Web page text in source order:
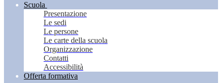
Scuola
Presentazione
Le sedi
Le persone
Le carte della scuola
Organizzazione
Contatti
Accessibilità
Offerta formativa